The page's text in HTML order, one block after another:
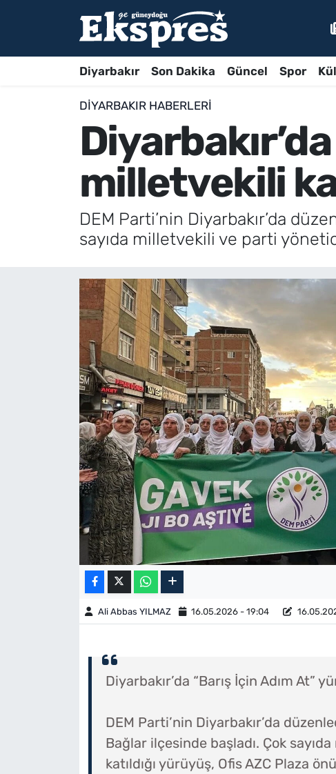
Diyarbakır Son Dakika Güncel Spor
DIYARBAKIR HABERLERI
milletvekili
DEM Parti’nin Diyarbakır’da
sayıda milletvekili ve parti
Ali Abbas YILMAZ 16.05.2026 - 19:04
Diyarbakır’da “Barış İçin Adım At”
DEM Parti’nin Diyarbakır’da
Bağlar ilçesinde başladı. Çok
katıldığı yürüyüş, Ofis AZC Plaza